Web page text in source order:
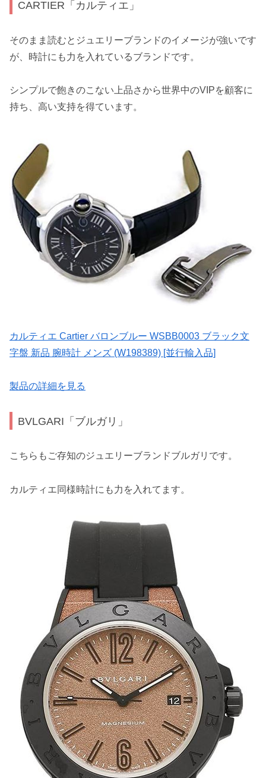
CARTIER「カルティエ」
そのまま読むとジュエリーブランドのイメージが強いです
が、時計にも力を入れているブランドです。
シンプルで飽きのこない上品さから世界中のVIPを顧客に
持ち、高い支持を得ています。
カルティエ Cartier バロンブルー WSBB0003 ブラック文
字盤 新品 腕時計 メンズ (W198389) [並行輸入品]
製品の詳細を見る
BVLGARI「ブルガリ」
こちらもご存知のジュエリーブランドブルガリです。
カルティエ同様時計にも力を入れてます。